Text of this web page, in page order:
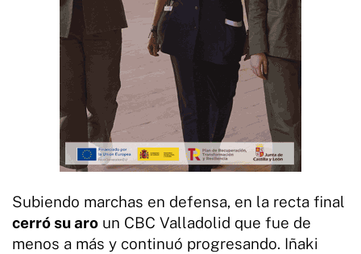
Subiendo marchas en defensa, en la recta final
cerró su aro un CBC Valladolid que fue de
menos a más y continuó progresando. Iñaki